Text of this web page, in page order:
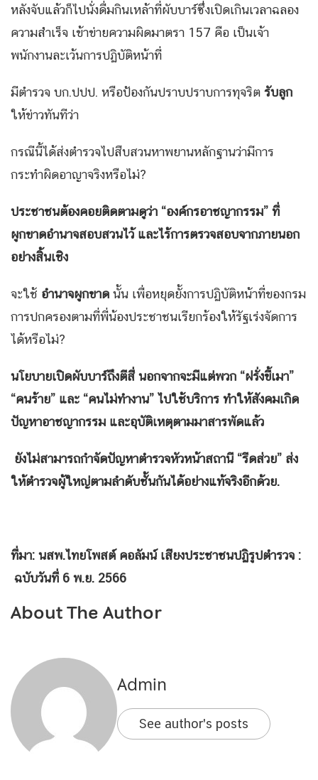
หลังจับแล้วก็ไปนั่งดื่มกินเหล้าที่ผับบาร์ซึ่งเปิดเกินเวลาฉลอง
ความสำเร็จ เข้าข่ายความผิดมาตรา 157 คือ เป็นเจ้า
พนักงานละเว้นการปฏิบัติหน้าที่
มีตำรวจ บก.ปปป. หรือป้องกันปราบปราบการทุจริต รับลูก
ให้ข่าวทันทีว่า
กรณีนี้ได้ส่งตำรวจไปสืบสวนหาพยานหลักฐานว่ามีการ
กระทำผิดอาญาจริงหรือไม่?
ประชาชนต้องคอยติดตามดูว่า “องค์กรอาชญากรรม” ที่
ผูกขาดอำนาจสอบสวนไว้ และไร้การตรวจสอบจากภายนอก
อย่างสิ้นเชิง
จะใช้ อำนาจผูกขาด นั้น เพื่อหยุดยั้งการปฏิบัติหน้าที่ของกรม
การปกครองตามที่พี่น้องประชาชนเรียกร้องให้รัฐเร่งจัดการ
ได้หรือไม่?
นโยบายเปิดผับบาร์ถึงตีสี่ นอกจากจะมีแต่พวก “ฝรั่งขี้เมา”
“คนร้าย” และ “คนไม่ทำงาน” ไปใช้บริการ ทำให้สังคมเกิด
ปัญหาอาชญากรรม และอุบัติเหตุตามมาสารพัดแล้ว
ยังไม่สามารถกำจัดปัญหาตำรวจหัวหน้าสถานี “รีดส่วย” ส่ง
ให้ตำรวจผู้ใหญ่ตามลำดับชั้นกันได้อย่างแท้จริงอีกด้วย.
ที่มา: นสพ.ไทยโพสต์ คอลัมน์ เสียงประชาชนปฏิรูปตำรวจ :
ฉบับวันที่ 6 พ.ย. 2566
About The Author
Admin
See author's posts